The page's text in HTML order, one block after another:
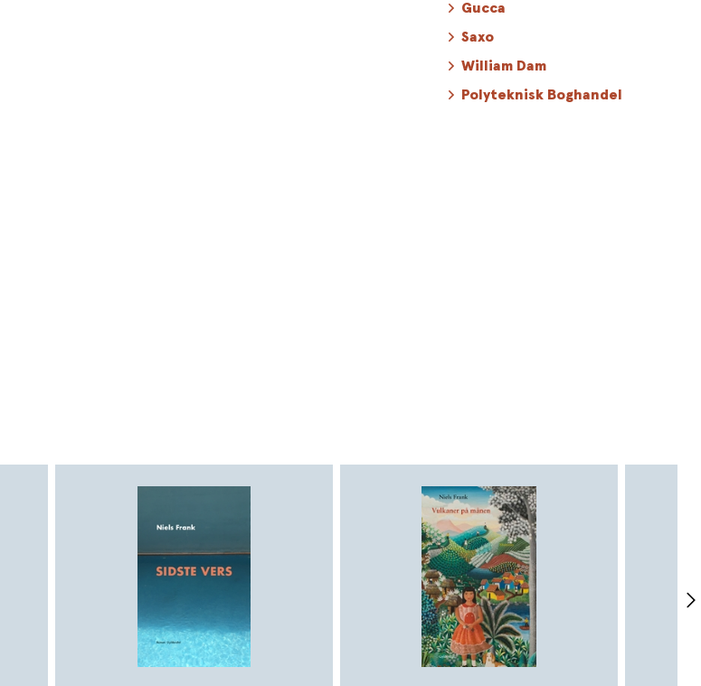
Gucca
Saxo
William Dam
Polyteknisk Boghandel